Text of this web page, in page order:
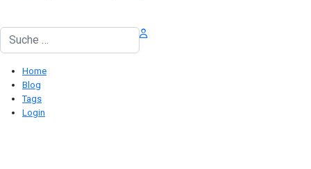
Suchen
Home
Blog
Tags
Login